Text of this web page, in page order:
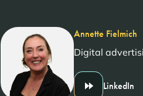
Annette Fielmich
Digital
LinkedIn